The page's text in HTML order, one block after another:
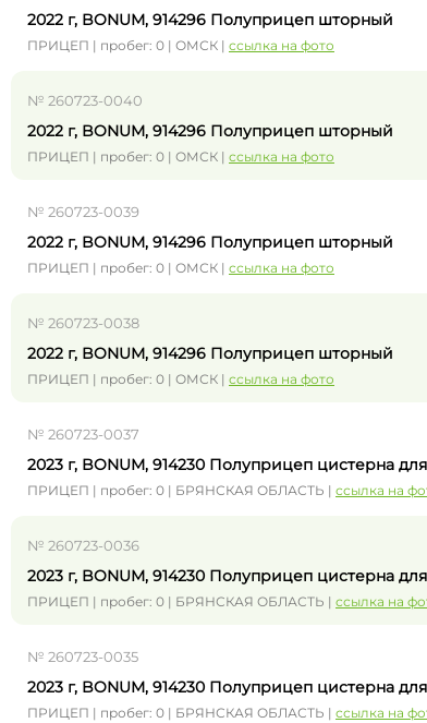
2022 г, BONUM, 914296 Полуприцеп шторный
ПРИЦЕП | пробег: 0 | ОМСК | ссылка на фото
№ 260723-0040
2022 г, BONUM, 914296 Полуприцеп шторный
ПРИЦЕП | пробег: 0 | ОМСК | ссылка на фото
№ 260723-0039
2022 г, BONUM, 914296 Полуприцеп шторный
ПРИЦЕП | пробег: 0 | ОМСК | ссылка на фото
№ 260723-0038
2022 г, BONUM, 914296 Полуприцеп шторный
ПРИЦЕП | пробег: 0 | ОМСК | ссылка на фото
№ 260723-0037
2023 г, BONUM, 914230 Полуприцеп цистерна
ПРИЦЕП | пробег: 0 | БРЯНСКАЯ ОБЛАСТЬ | ссылка на
№ 260723-0036
2023 г, BONUM, 914230 Полуприцеп цистерна
ПРИЦЕП | пробег: 0 | БРЯНСКАЯ ОБЛАСТЬ | ссылка на
№ 260723-0035
2023 г, BONUM, 914230 Полуприцеп цистерна
ПРИЦЕП | пробег: 0 | БРЯНСКАЯ ОБЛАСТЬ | ссылка на